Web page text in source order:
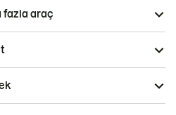
fazla araç